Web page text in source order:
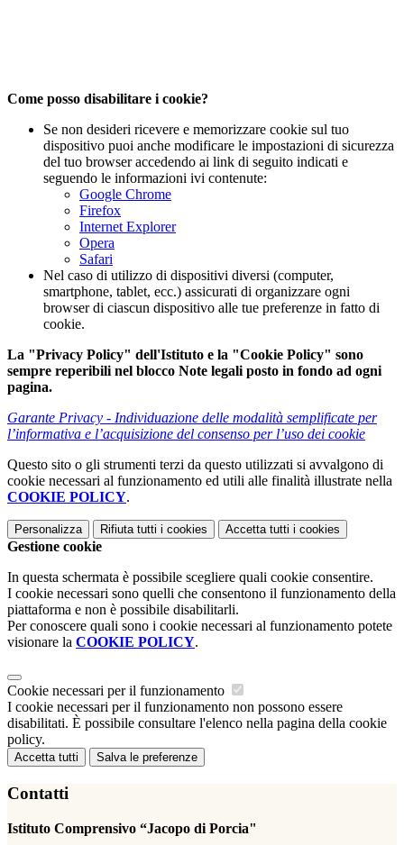
Come posso disabilitare i cookie?
Se non desideri ricevere e memorizzare cookie sul tuo
dispositivo puoi anche modificare le impostazioni di sicurezza
del tuo browser accedendo ai link di seguito indicati e
seguendo le informazioni ivi contenute:
Google Chrome
Firefox
Internet Explorer
Opera
Safari
Nel caso di utilizzo di dispositivi diversi (computer,
smartphone, tablet, ecc.) assicurati di organizzare ogni
browser di ciascun dispositivo alle tue preferenze in fatto di
cookie.
La "Privacy Policy" dell'Istituto e la "Cookie Policy" sono
sempre reperibili nel blocco Note legali posto in fondo ad ogni
pagina.
Garante Privacy - Individuazione delle modalità semplificate per
l’informativa e l’acquisizione del consenso per l’uso dei cookie
Questo sito o gli strumenti terzi da questo utilizzati si avvalgono di
cookie necessari al funzionamento ed utili alle finalità illustrate nella
COOKIE POLICY.
Personalizza Rifiuta tutti i cookies Accetta tutti i cookies
Gestione cookie
In questa schermata è possibile scegliere quali cookie consentire.
I cookie necessari sono quelli che consentono il funzionamento della
piattaforma e non è possibile disabilitarli.
Per conoscere quali sono i cookie necessari al funzionamento potete
visionare la COOKIE POLICY.
Cookie necessari per il funzionamento
I cookie necessari per il funzionamento non possono essere
disabilitati. È possibile consultare l'elenco nella pagina della cookie
policy.
Accetta tutti Salva le preferenze
Contatti
Istituto Comprensivo “Jacopo di Porcia"